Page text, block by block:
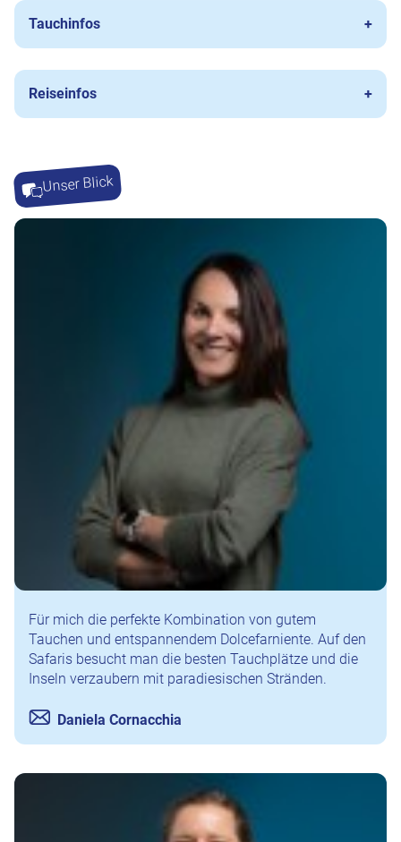
Tauchinfos
Reiseinfos
Unser Blick
Für mich die perfekte Kombination von gutem
Tauchen und entspannendem Dolcefarniente. Auf den
Safaris besucht man die besten Tauchplätze und die
Inseln verzaubern mit paradiesischen Stränden.
Daniela Cornacchia